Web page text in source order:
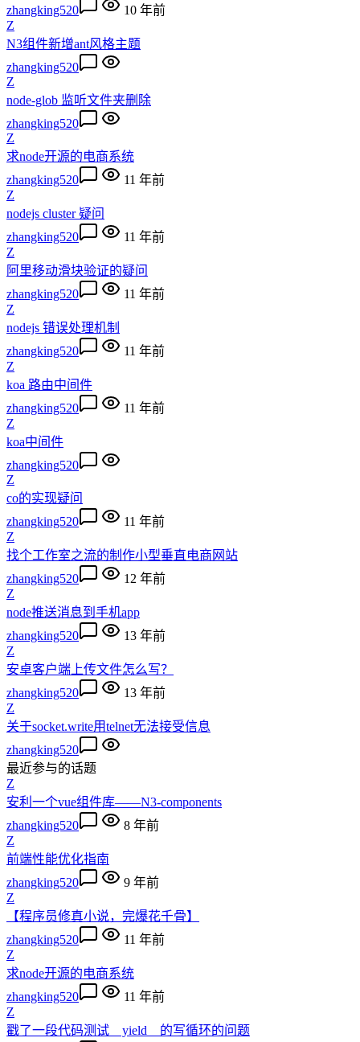
zhangking520
10 年前
Z
N3组件新增ant风格主题
zhangking520
Z
node-glob 监听文件夹删除
zhangking520
Z
求node开源的电商系统
zhangking520
11 年前
Z
nodejs cluster 疑问
zhangking520
11 年前
Z
阿里移动滑块验证的疑问
zhangking520
11 年前
Z
nodejs 错误处理机制
zhangking520
11 年前
Z
koa 路由中间件
zhangking520
11 年前
Z
koa中间件
zhangking520
Z
co的实现疑问
zhangking520
11 年前
Z
找个工作室之流的制作小型垂直电商网站
zhangking520
12 年前
Z
node推送消息到手机app
zhangking520
13 年前
Z
安卓客户端上传文件怎么写？
zhangking520
13 年前
Z
关于socket.write用telnet无法接受信息
zhangking520
最近参与的话题
Z
安利一个vue组件库——N3-components
zhangking520
8 年前
Z
前端性能优化指南
zhangking520
9 年前
Z
【程序员修真小说，完爆花千骨】
zhangking520
11 年前
Z
求node开源的电商系统
zhangking520
11 年前
Z
戳了一段代码测试 yield 的写循环的问题